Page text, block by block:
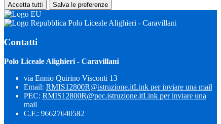
Accetta tutti Salva le preferenze
Polo Liceale Alighieri - Caravillani
Contatti
Polo Liceale Alighieri - Caravillani
via Ennio Quirino Visconti 13
Email: RMIS12800R@istruzione.itLink per inviare una mail
PEC: RMIS12800R@pec.istruzione.itLink per inviare una
mail
C.F.: 96627640582